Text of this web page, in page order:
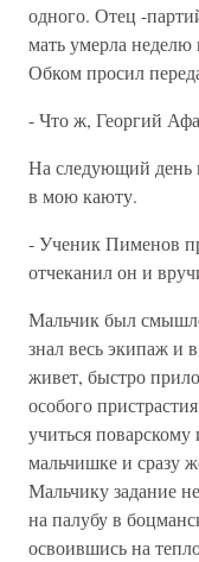
одного. Отец -
мать умерла неделю
Обком просил
- Что ж, Георгий
На следующий день
в мою каюту.
- Ученик Пименов
отчеканил он и
Мальчик был
знал весь экипаж и
живет, быстро
особого
учиться
мальчишке и сразу
Мальчику задание
на палубу в
освоившись на